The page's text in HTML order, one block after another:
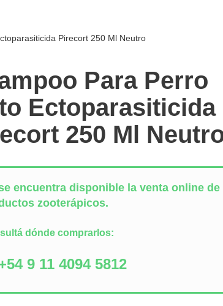
Pirecort 250 Ml Neutro
Para Perro
Ectoparasiticida
250 Ml
encuentra disponible la venta online de
zooterápicos.
dónde comprarlos:
9 11 4094 5812